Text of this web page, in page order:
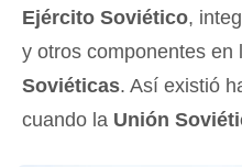
Ejército Soviético,
y otros componentes en
Soviéticas. Así existió
cuando la Unión